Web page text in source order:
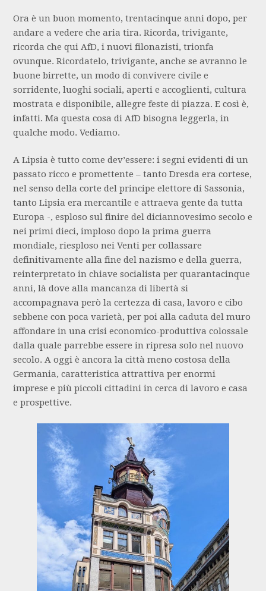
Ora è un buon momento, trentacinque anni dopo, per
andare a vedere che aria tira. Ricorda, trivigante,
ricorda che qui AfD, i nuovi filonazisti, trionfa
ovunque. Ricordatelo, trivigante, anche se avranno le
buone birrette, un modo di convivere civile e
sorridente, luoghi sociali, aperti e accoglienti, cultura
mostrata e disponibile, allegre feste di piazza. E così è,
infatti. Ma questa cosa di AfD bisogna leggerla, in
qualche modo. Vediamo.
A Lipsia è tutto come dev’essere: i segni evidenti di un
passato ricco e promettente – tanto Dresda era cortese,
nel senso della corte del principe elettore di Sassonia,
tanto Lipsia era mercantile e attraeva gente da tutta
Europa -, esploso sul finire del diciannovesimo secolo e
nei primi dieci, imploso dopo la prima guerra
mondiale, riesploso nei Venti per collassare
definitivamente alla fine del nazismo e della guerra,
reinterpretato in chiave socialista per quarantacinque
anni, là dove alla mancanza di libertà si
accompagnava però la certezza di casa, lavoro e cibo
sebbene con poca varietà, per poi alla caduta del muro
affondare in una crisi economico-produttiva colossale
dalla quale parrebbe essere in ripresa solo nel nuovo
secolo. A oggi è ancora la città meno costosa della
Germania, caratteristica attrattiva per enormi
imprese e più piccoli cittadini in cerca di lavoro e casa
e prospettive.